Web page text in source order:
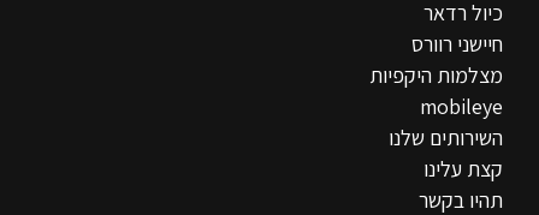
כיול רדאר
חיישני רוורס
מצלמות היקפיות
mobileye
השירותים שלנו
קצת עלינו
תהיו בקשר